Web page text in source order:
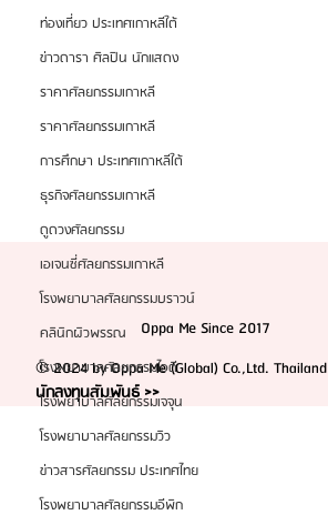
ท่องเที่ยว ประเทศเกาหลีใต้
ข่าวดารา ศิลปิน นักแสดง
ราคาศัลยกรรมเกาหลี
ราคาศัลยกรรมเกาหลี
การศึกษา ประเทศเกาหลีใต้
ธุรกิจศัลยกรรมเกาหลี
ดูดวงศัลยกรรม
เอเจนซี่ศัลยกรรมเกาหลี
โรงพยาบาลศัลยกรรมบราวน์
คลินิกผิวพรรณ
โรงพยาบาลศัลยกรรมไอดี
โรงพยาบาลศัลยกรรมเจจุน
โรงพยาบาลศัลยกรรมวิว
ข่าวสารศัลยกรรม ประเทศไทย
โรงพยาบาลศัลยกรรมอีพิก
Oppa Me Since 2017
© 2024 by Oppa Me (Global) Co.,Ltd. Thailand
นักลงทุนสัมพันธ์ >>